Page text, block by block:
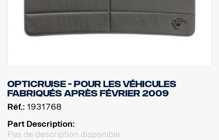
Opticruise - Pour les véhicules
fabriqués après février 2009
Réf.: 1931768
Part Description:
Pas de description disponible